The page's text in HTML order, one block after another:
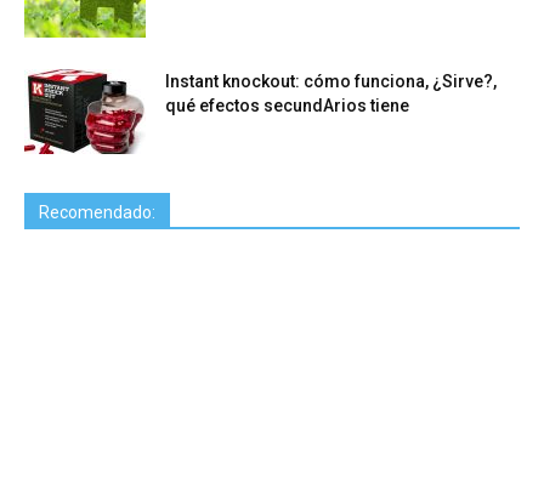
Instant knockout: cómo funciona, ¿Sirve?,
qué efectos secundArios tiene
Recomendado: